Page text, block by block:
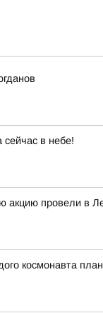
сейчас в небе!
акцию провели в
космонавта